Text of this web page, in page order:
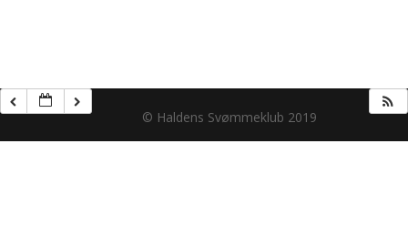
© Haldens Svømmeklub 2019